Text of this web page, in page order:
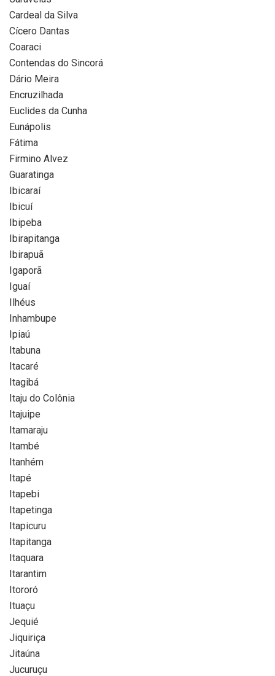
Cardeal da Silva
Cícero Dantas
Coaraci
Contendas do Sincorá
Dário Meira
Encruzilhada
Euclides da Cunha
Eunápolis
Fátima
Firmino Alvez
Guaratinga
Ibicaraí
Ibicuí
Ibipeba
Ibirapitanga
Ibirapuã
Igaporã
Iguaí
Ilhéus
Inhambupe
Ipiaú
Itabuna
Itacaré
Itagibá
Itaju do Colônia
Itajuipe
Itamaraju
Itambé
Itanhém
Itapé
Itapebi
Itapetinga
Itapicuru
Itapitanga
Itaquara
Itarantim
Itororó
Ituaçu
Jequié
Jiquiriça
Jitaúna
Jucuruçu